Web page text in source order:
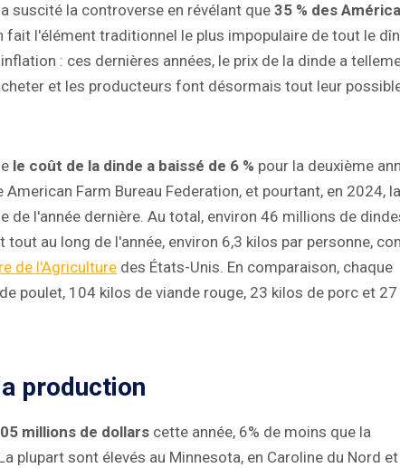
suscité la controverse en révélant que 35 % des
fait l'élément traditionnel le plus impopulaire de tout le
: ces dernières années, le prix de la dinde a
et les producteurs font désormais tout leur
le coût de la dinde a baissé de 6 % pour la deuxième
Farm Bureau Federation, et pourtant, en 2024, la
de l'année dernière. Au total, environ 46 millions de
au long de l'année, environ 6,3 kilos par personne,
de l'Agriculture des États-Unis. En comparaison, chaque
poulet, 104 kilos de viande rouge, 23 kilos de porc et 27
production
millions de dollars cette année, 6% de moins que la
plupart sont élevés au Minnesota, en Caroline du Nord et